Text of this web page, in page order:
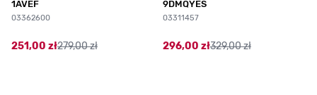
1AVEF
03362600
251,00 zł279,00 zł
9DMQYES
03311457
296,00 zł329,00 zł